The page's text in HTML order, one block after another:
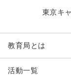
東京キ
教育局とは
活動一覧